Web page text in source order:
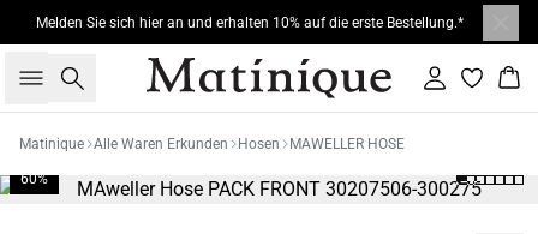
Melden Sie sich hier an und erhalten 10% auf die erste Bestellung.*
Suche Einloggen
Matinique Alle Waren Erkunden Hosen MAWELLER HOSE
60%